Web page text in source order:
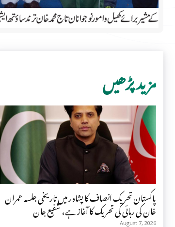
مزید پڑھیں
پاکستان تحریک انصاف کا پشاور میں تاریخی جلسہ عمران
خان کی رہائی کی تحریک کا آغاز ہے، شفیع جان
August 7, 2026